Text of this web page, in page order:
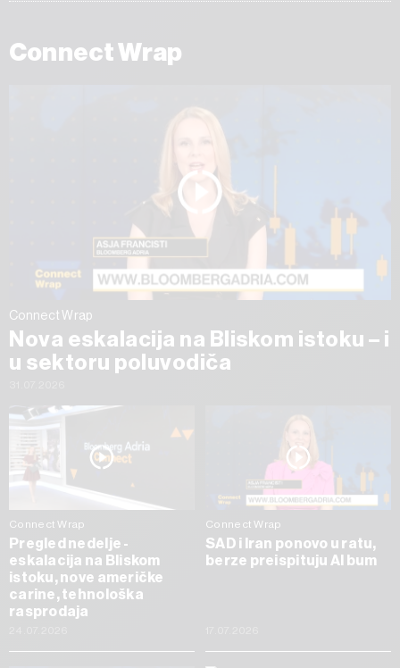
Connect Wrap
Connect Wrap
Nova eskalacija na Bliskom istoku – i
u sektoru poluvodiča
Connect Wrap
Pregled nedelje -
eskalacija na Bliskom
istoku, nove američke
carine, tehnološka
rasprodaja
Connect Wrap
SAD i Iran ponovo u ratu,
berze preispituju AI bum